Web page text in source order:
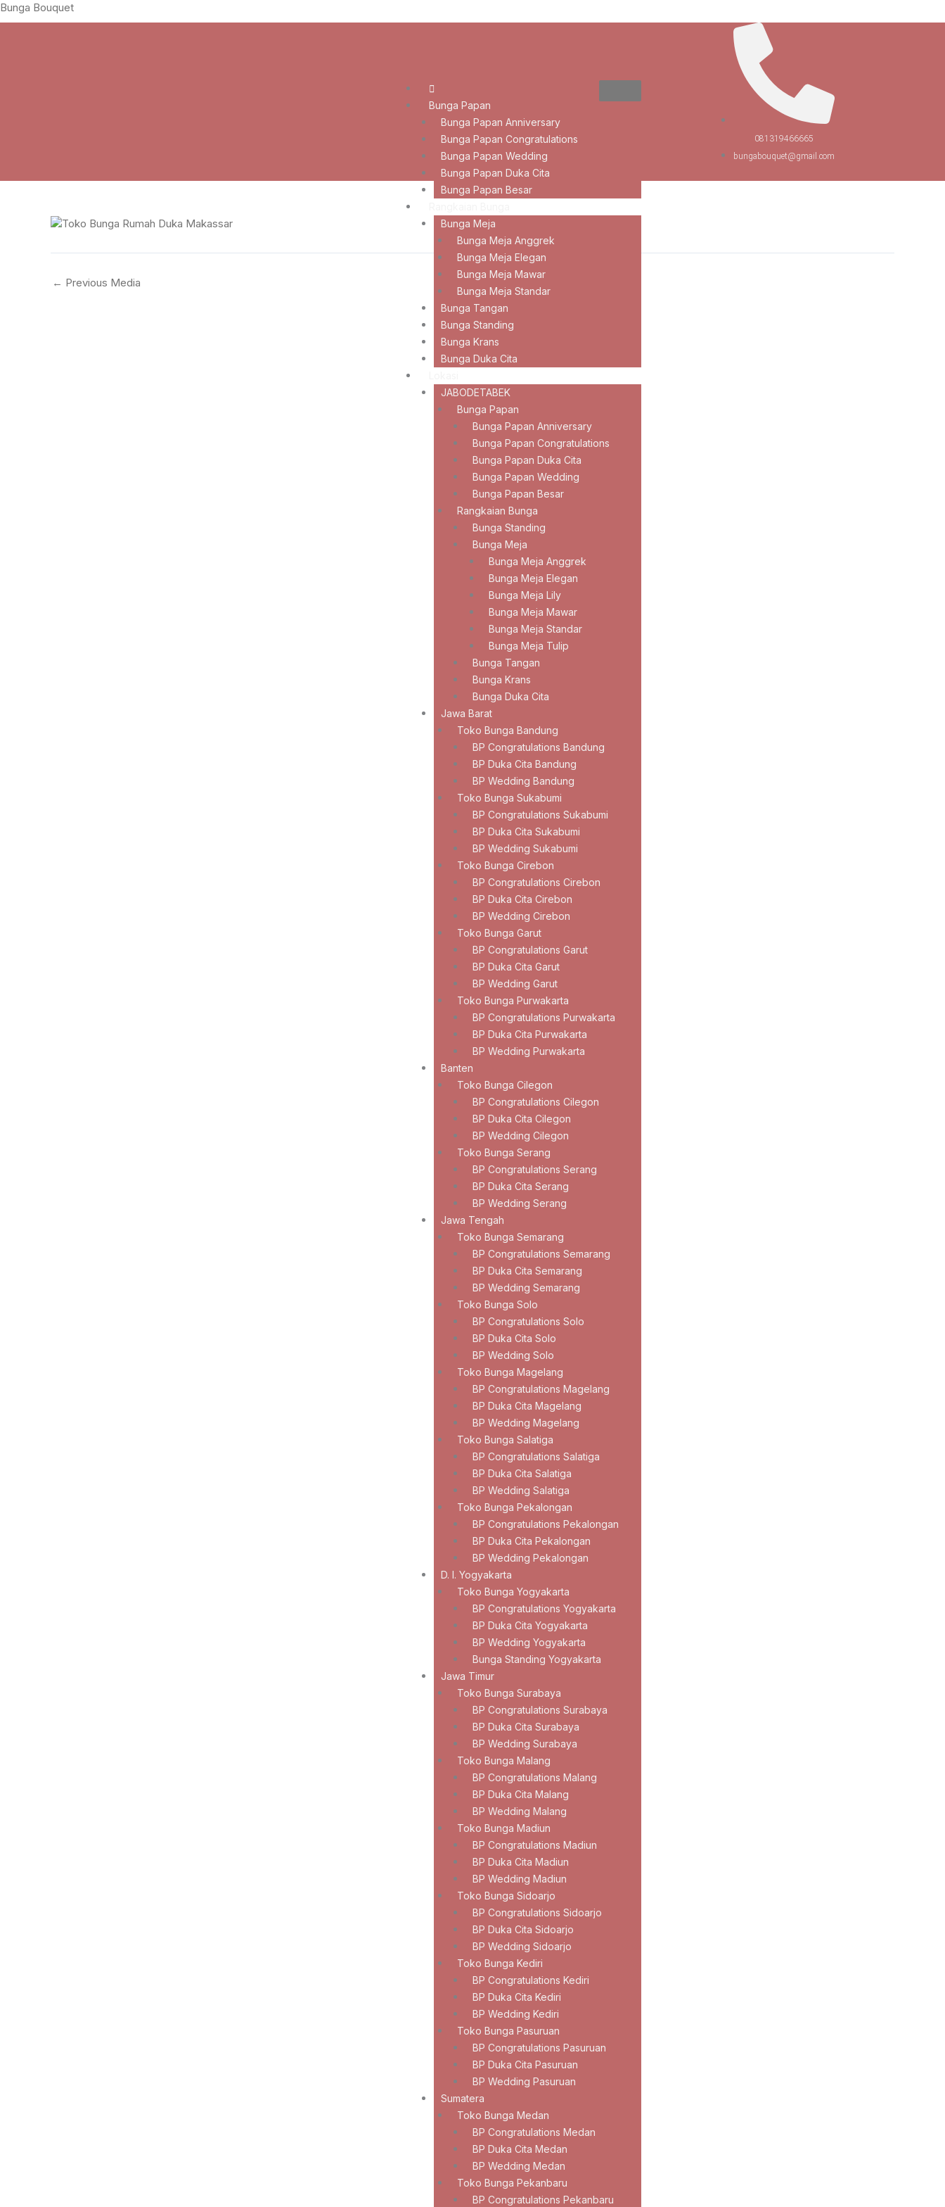
Skip
to
Bunga Bouquet
Bunga Papan
Bunga Papan Anniversary
Bunga Papan Congratulations
Bunga Papan Wedding
Bunga Papan Duka Cita
Bunga Papan Besar
Bunga Meja
Bunga Meja Anggrek
Bunga Meja Elegan
Bunga Meja Mawar
Bunga Meja Standar
Bunga Tangan
Bunga Standing
Bunga Krans
Bunga Duka Cita
JABODETABEK
Bunga Papan
Bunga Papan Anniversary
Bunga Papan Congratulations
Bunga Papan Duka Cita
Bunga Papan Wedding
Bunga Papan Besar
Rangkaian Bunga
Bunga Standing
Bunga Meja
Bunga Meja Anggrek
Bunga Meja Elegan
Bunga Meja Lily
Bunga Meja Mawar
Bunga Meja Standar
Bunga Meja Tulip
Bunga Tangan
Bunga Krans
Bunga Duka Cita
Jawa Barat
Toko Bunga Bandung
BP Congratulations Bandung
BP Duka Cita Bandung
BP Wedding Bandung
Toko Bunga Sukabumi
BP Congratulations Sukabumi
BP Duka Cita Sukabumi
BP Wedding Sukabumi
Toko Bunga Cirebon
BP Congratulations Cirebon
BP Duka Cita Cirebon
BP Wedding Cirebon
Toko Bunga Garut
BP Congratulations Garut
BP Duka Cita Garut
BP Wedding Garut
Toko Bunga Purwakarta
BP Congratulations Purwakarta
BP Duka Cita Purwakarta
BP Wedding Purwakarta
Banten
Toko Bunga Cilegon
BP Congratulations Cilegon
BP Duka Cita Cilegon
BP Wedding Cilegon
Toko Bunga Serang
BP Congratulations Serang
BP Duka Cita Serang
BP Wedding Serang
Jawa Tengah
Toko Bunga Semarang
BP Congratulations Semarang
BP Duka Cita Semarang
BP Wedding Semarang
Toko Bunga Solo
BP Congratulations Solo
BP Duka Cita Solo
BP Wedding Solo
Toko Bunga Magelang
BP Congratulations Magelang
BP Duka Cita Magelang
BP Wedding Magelang
Toko Bunga Salatiga
BP Congratulations Salatiga
BP Duka Cita Salatiga
BP Wedding Salatiga
Toko Bunga Pekalongan
BP Congratulations Pekalongan
BP Duka Cita Pekalongan
BP Wedding Pekalongan
D. I. Yogyakarta
Toko Bunga Yogyakarta
BP Congratulations Yogyakarta
BP Duka Cita Yogyakarta
BP Wedding Yogyakarta
Bunga Standing Yogyakarta
Jawa Timur
Toko Bunga Surabaya
BP Congratulations Surabaya
BP Duka Cita Surabaya
BP Wedding Surabaya
Toko Bunga Malang
BP Congratulations Malang
BP Duka Cita Malang
BP Wedding Malang
Toko Bunga Madiun
BP Congratulations Madiun
BP Duka Cita Madiun
BP Wedding Madiun
Toko Bunga Sidoarjo
BP Congratulations Sidoarjo
BP Duka Cita Sidoarjo
BP Wedding Sidoarjo
Toko Bunga Kediri
BP Congratulations Kediri
BP Duka Cita Kediri
BP Wedding Kediri
Toko Bunga Pasuruan
BP Congratulations Pasuruan
BP Duka Cita Pasuruan
BP Wedding Pasuruan
Sumatera
Toko Bunga Medan
BP Congratulations Medan
BP Duka Cita Medan
BP Wedding Medan
Toko Bunga Pekanbaru
BP Congratulations Pekanbaru
081319466665
bungabouquet@gmail.com
← Previous Media